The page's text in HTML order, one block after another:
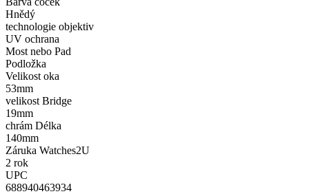
Hnědý
technologie objektiv
UV ochrana
Most nebo Pad
Podložka
Velikost oka
53mm
velikost Bridge
19mm
chrám Délka
140mm
Záruka Watches2U
2 rok
UPC
688940463934